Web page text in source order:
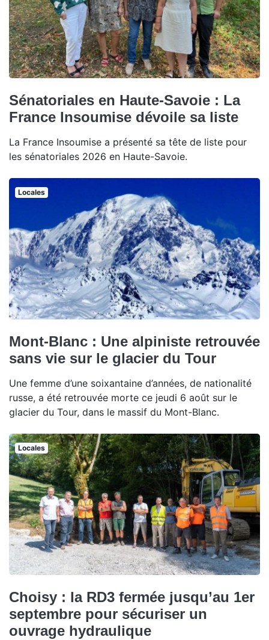
Sénatoriales en Haute-Savoie : La
France Insoumise dévoile sa liste
La France Insoumise a présenté sa tête de liste pour
les sénatoriales 2026 en Haute-Savoie.
Locales
Mont-Blanc : Une alpiniste retrouvée
sans vie sur le glacier du Tour
Une femme d’une soixantaine d’années, de nationalité
russe, a été retrouvée morte ce jeudi 6 août sur le
glacier du Tour, dans le massif du Mont-Blanc.
Locales
Choisy : la RD3 fermée jusqu’au 1er
septembre pour sécuriser un
ouvrage hydraulique